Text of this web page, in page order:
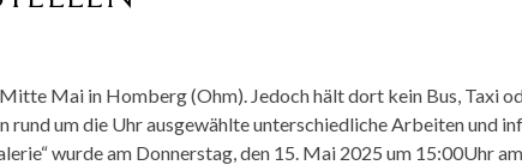
Mai in Homberg (Ohm). Jedoch hält dort kein Bus, Taxi
rund um die Uhr ausgewählte unterschiedliche Arbeiten und
wurde am Donnerstag, den 15. Mai 2025 um 15:00Uhr am